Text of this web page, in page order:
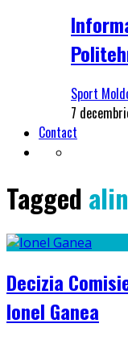
Sport
7
Contact
Tagged
Decizia
Ionel Ganea